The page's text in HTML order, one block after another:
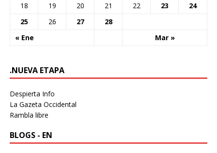
« Ene Mar »
18
19 20 21 22 23
24
25
26 27 28
.NUEVA ETAPA
Despierta Info
La Gazeta Occidental
Rambla libre
BLOGS - EN